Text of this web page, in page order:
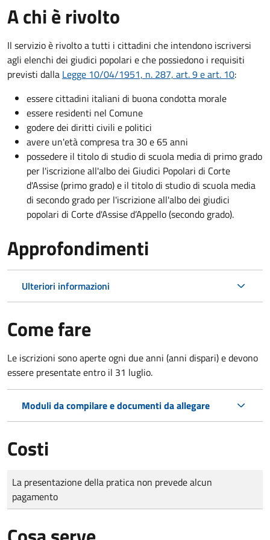
A chi è rivolto
Il servizio è rivolto a tutti i cittadini che intendono iscriversi
agli elenchi dei giudici popolari e che possiedono i requisiti
previsti dalla Legge 10/04/1951, n. 287, art. 9 e art. 10:
essere cittadini italiani di buona condotta morale
essere residenti nel Comune
godere dei diritti civili e politici
avere un'età compresa tra 30 e 65 anni
possedere il titolo di studio di scuola media di primo grado
per l'iscrizione all'albo dei Giudici Popolari di Corte
d'Assise (primo grado) e il titolo di studio di scuola media
di secondo grado per l'iscrizione all'albo dei giudici
popolari di Corte d'Assise d’Appello (secondo grado).
Approfondimenti
Ulteriori informazioni
Come fare
Le iscrizioni sono aperte ogni due anni (anni dispari) e devono
essere presentate entro il 31 luglio.
Moduli da compilare e documenti da allegare
Costi
Tipo di pagamento
Importo
La presentazione della pratica non prevede alcun
pagamento